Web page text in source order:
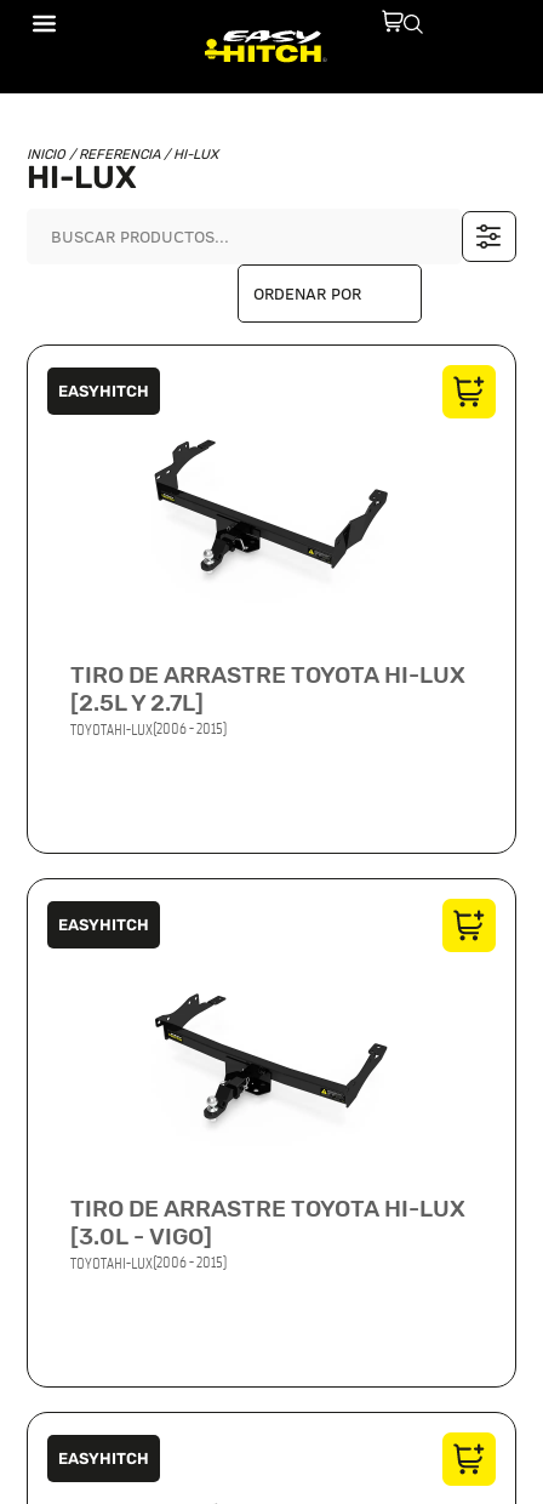
INICIO/ REFERENCIA / HI-LUX
HI-LUX
EASYHITCH
TIRO DE ARRASTRE TOYOTA HI-LUX
[2.5L Y 2.7L]
TOYOTAHI-LUX(2006 - 2015)
EASYHITCH
TIRO DE ARRASTRE TOYOTA HI-LUX
[3.0L - VIGO]
TOYOTAHI-LUX(2006 - 2015)
EASYHITCH